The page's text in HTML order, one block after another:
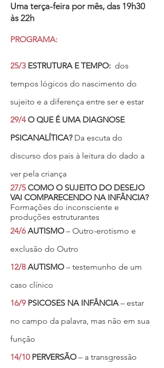
Uma terça-feira por mês, das 19h30
às 22h
PROGRAMA:
25/3 ESTRUTURA E TEMPO: dos
tempos lógicos do nascimento do
sujeito e a diferença entre ser e estar
29/4 O QUE É UMA DIAGNOSE
PSICANALÍTICA?Da escuta do
discurso dos pais à leitura do dado a
ver pela criança
27/5 COMO O SUJEITO DO DESEJO
VAI COMPARECENDO NA INFÂNCIA?
Formações do inconsciente e
produções estruturantes
24/6 AUTISMO– Outro-erotismo e
exclusão do Outro
12/8 AUTISMO– testemunho de um
caso clínico
16/9 PSICOSES NA INFÂNCIA– estar
no campo da palavra, mas não em sua
função
14/10 PERVERSÃO– a transgressão